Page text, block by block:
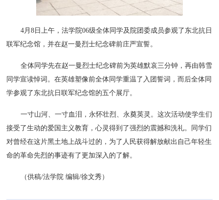
4月8日上午，法学院06级全体同学及院团委成员参观了东北抗日
联军纪念馆，并在赵一曼烈士纪念碑前庄严宣誓。
全体同学先在赵一曼烈士纪念碑前为英雄默哀三分钟，再由韩雪
同学宣读悼词。在英雄塑像前全体同学重温了入团誓词，而后全体同
学参观了东北抗日联军纪念馆的五个展厅。
一寸山河、一寸血泪，永怀壮烈、永奠英灵。这次活动使学生们
接受了生动的爱国主义教育，心灵得到了强烈的震撼和洗礼。同学们
对曾经在这片黑土地上战斗过的，为了人民获得解放献出自己年轻生
命的革命先烈的事迹有了更加深入的了解。
（供稿/法学院 编辑/徐文秀）